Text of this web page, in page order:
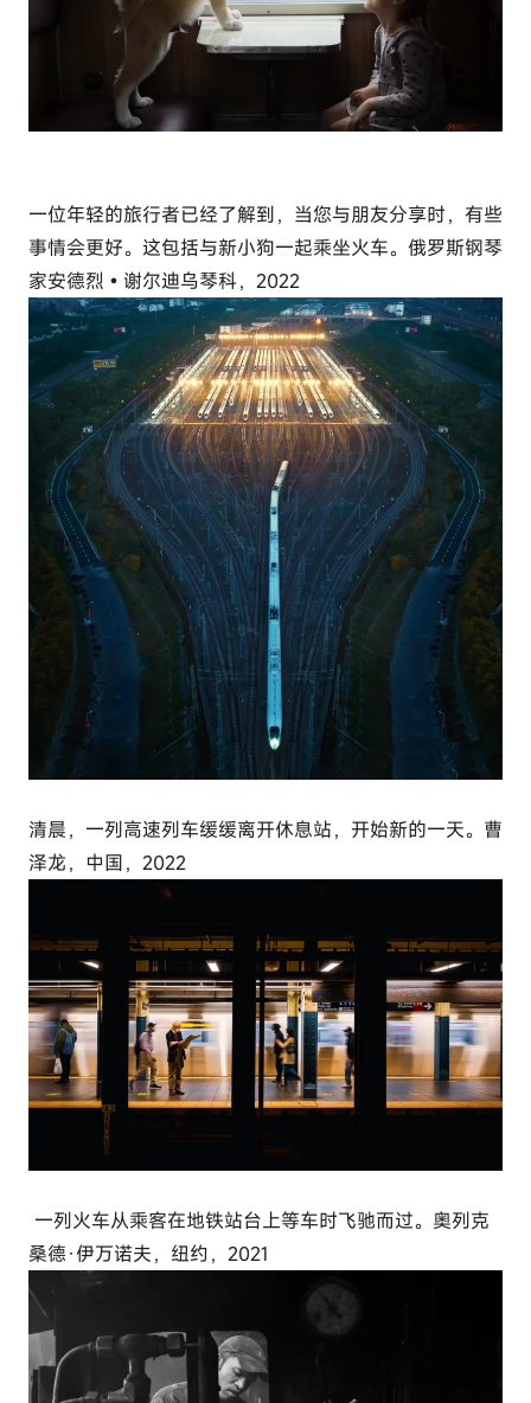
一位年轻的旅行者已经了解到，当您与朋友分享时，有些
事情会更好。这包括与新小狗一起乘坐火车。俄罗斯钢琴
家安德烈•谢尔迪乌琴科，2022
清晨，一列高速列车缓缓离开休息站，开始新的一天。曹
泽龙，中国，2022
一列火车从乘客在地铁站台上等车时飞驰而过。奥列克
桑德·伊万诺夫，纽约，2021